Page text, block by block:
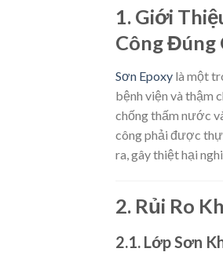
1. Giới
Công Đúng
Sơn Epoxy là một
bệnh viện và thậm
chống thấm nước
công phải được
ra, gây thiệt hại
2. Rủi Ro
2.1. Lớp Sơn